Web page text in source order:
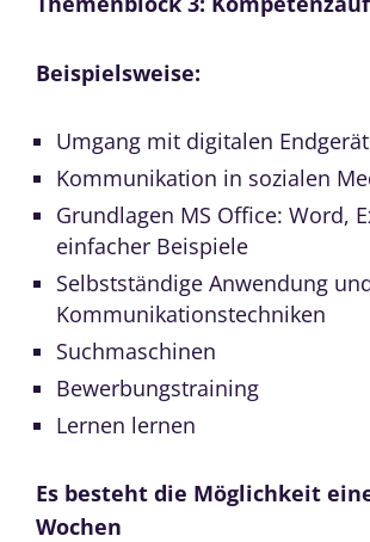
Beispielsweise:
Umgang mit digitalen
Kommunikation in sozialen
Grundlagen MS Office: Word,
einfacher Beispiele
Selbstständige Anwendung
Kommunikationstechniken
Suchmaschinen
Bewerbungstraining
Lernen lernen
Es besteht die Möglichkeit
Wochen